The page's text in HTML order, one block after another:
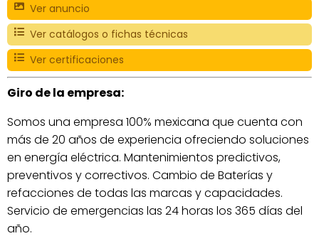
Ver anuncio
Ver catálogos o fichas técnicas
Ver certificaciones
Giro de la empresa:
Somos una empresa 100% mexicana que cuenta con
más de 20 años de experiencia ofreciendo soluciones
en energía eléctrica. Mantenimientos predictivos,
preventivos y correctivos. Cambio de Baterías y
refacciones de todas las marcas y capacidades.
Servicio de emergencias las 24 horas los 365 días del
año.